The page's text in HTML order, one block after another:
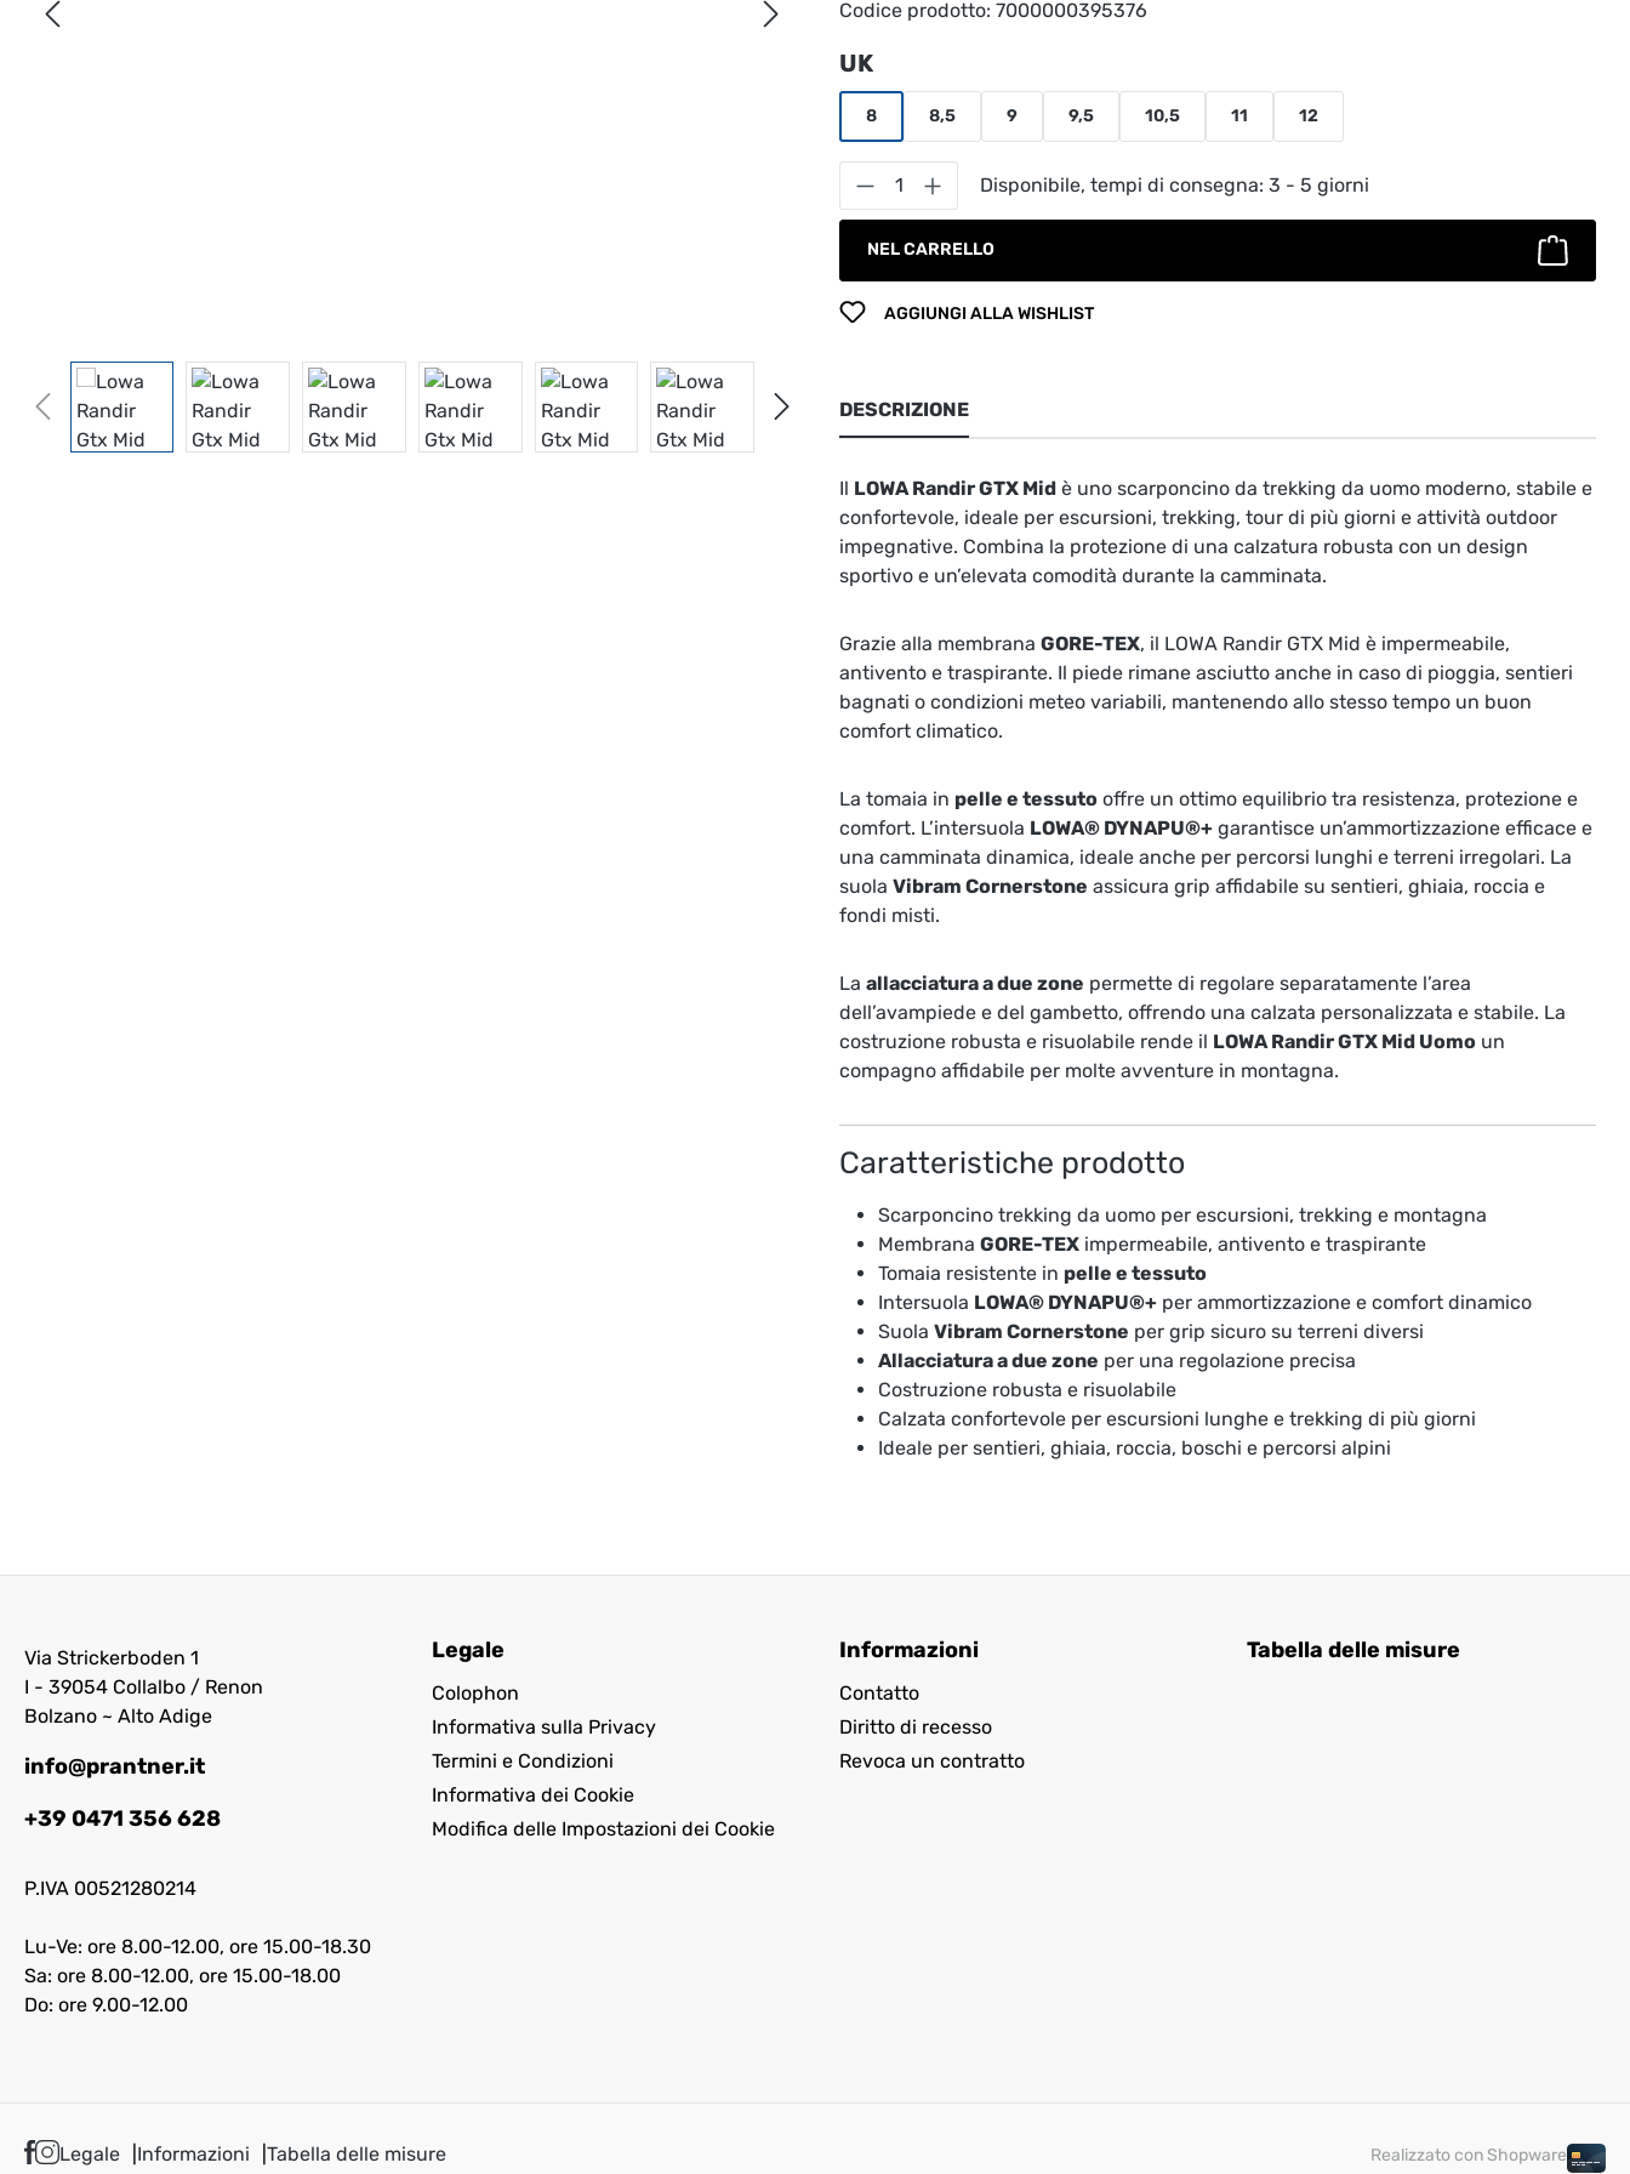
Codice prodotto: 7000000395376
Seleziona
UK
8 8,5 9 9,5 10,5 11 12
Quantità del prodotto: inserisci la quantità desiderata o
Disponibile, tempi di consegna: 3 - 5 giorni
NEL CARRELLO
AGGIUNGI ALLA WISHLIST
DESCRIZIONE
Il LOWA Randir GTX Mid è uno scarponcino da trekking da uomo moderno, stabile e
confortevole, ideale per escursioni, trekking, tour di più giorni e attività outdoor
impegnative. Combina la protezione di una calzatura robusta con un design
sportivo e un’elevata comodità durante la camminata.
Grazie alla membrana GORE-TEX, il LOWA Randir GTX Mid è impermeabile,
antivento e traspirante. Il piede rimane asciutto anche in caso di pioggia, sentieri
bagnati o condizioni meteo variabili, mantenendo allo stesso tempo un buon
comfort climatico.
La tomaia in pelle e tessuto offre un ottimo equilibrio tra resistenza, protezione e
comfort. L’intersuola LOWA® DYNAPU®+ garantisce un’ammortizzazione efficace e
una camminata dinamica, ideale anche per percorsi lunghi e terreni irregolari. La
suola Vibram Cornerstone assicura grip affidabile su sentieri, ghiaia, roccia e
fondi misti.
La allacciatura a due zone permette di regolare separatamente l’area
dell’avampiede e del gambetto, offrendo una calzata personalizzata e stabile. La
costruzione robusta e risuolabile rende il LOWA Randir GTX Mid Uomo un
compagno affidabile per molte avventure in montagna.
Caratteristiche prodotto
Scarponcino trekking da uomo per escursioni, trekking e montagna
Membrana GORE-TEX impermeabile, antivento e traspirante
Tomaia resistente in pelle e tessuto
Intersuola LOWA® DYNAPU®+ per ammortizzazione e comfort dinamico
Suola Vibram Cornerstone per grip sicuro su terreni diversi
Allacciatura a due zone per una regolazione precisa
Costruzione robusta e risuolabile
Calzata confortevole per escursioni lunghe e trekking di più giorni
Ideale per sentieri, ghiaia, roccia, boschi e percorsi alpini
Via Strickerboden 1
I - 39054 Collalbo / Renon
Bolzano ~ Alto Adige
info@prantner.it
+39 0471 356 628
P.IVA 00521280214
Lu-Ve: ore 8.00-12.00, ore 15.00-18.30
Sa: ore 8.00-12.00, ore 15.00-18.00
Do: ore 9.00-12.00
Legale
Colophon
Informativa sulla Privacy
Termini e Condizioni
Informativa dei Cookie
Modifica delle Impostazioni dei Cookie
Informazioni
Contatto
Diritto di recesso
Revoca un contratto
Tabella delle misure
Legale Informazioni Tabella delle misure Realizzato con Shopware